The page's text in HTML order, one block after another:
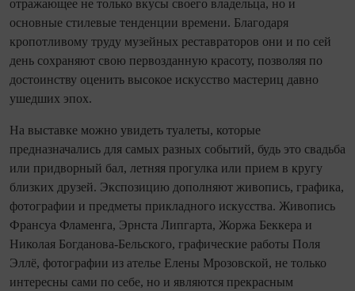
отражающее не только вкусы своего владельца, но и
основные стилевые тенденции времени. Благодаря
кропотливому труду музейных реставраторов они и по сей
день сохраняют свою первозданную красоту, позволяя по
достоинству оценить высокое искусство мастериц давно
ушедших эпох.
На выставке можно увидеть туалеты, которые
предназначались для самых разных событий, будь это свадьба
или придворный бал, летняя прогулка или прием в кругу
близких друзей. Экспозицию дополняют живопись, графика,
фотографии и предметы прикладного искусства. Живопись
Франсуа Фламенга, Эрнста Липгарта, Жоржа Беккера и
Николая Богданова-Бельского, графические работы Поля
Эллё, фотографии из ателье Елены Мрозовской, не только
интересны сами по себе, но и являются прекрасным